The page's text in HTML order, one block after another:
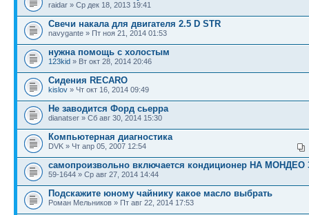
raidar » Ср дек 18, 2013 19:41
Свечи накала для двигателя 2.5 D STR
navygante » Пт ноя 21, 2014 01:53
нужна помощь с холостым
123kid » Вт окт 28, 2014 20:46
Сидения RECARO
kislov » Чт окт 16, 2014 09:49
Не заводится Форд сьерра
dianatser » Сб авг 30, 2014 15:30
Компьютерная диагностика
DVK » Чт апр 05, 2007 12:54
самопроизвольно включается кондиционер НА МОНДЕО
59-1644 » Ср авг 27, 2014 14:44
Подскажите юному чайнику какое масло выбрать
Роман Мельников » Пт авг 22, 2014 17:53